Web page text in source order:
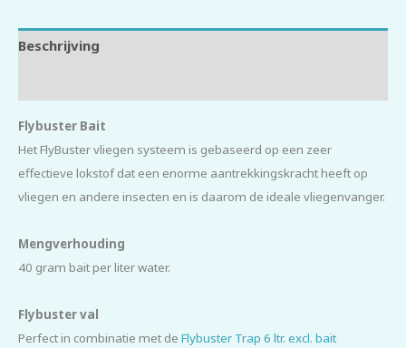
Beschrijving
Flybuster Bait
Het FlyBuster vliegen systeem is gebaseerd op een zeer
effectieve lokstof dat een enorme aantrekkingskracht heeft op
vliegen en andere insecten en is daarom de ideale vliegenvanger.
Mengverhouding
40 gram bait per liter water.
Flybuster val
Perfect in combinatie met de Flybuster Trap 6 ltr. excl. bait